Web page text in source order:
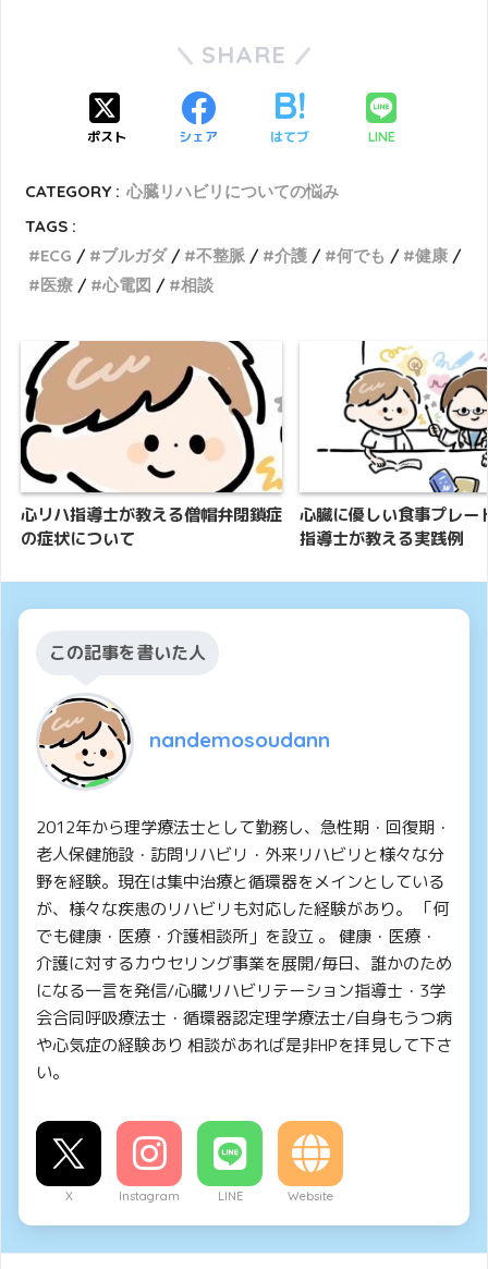
SHARE
ポスト シェア はてブ LINE
CATEGORY : 心臓リハビリについての悩み
TAGS :
ECG
ブルガダ 不整脈 介護 何でも
健康
医療
心電図 相談
心リハ指導士が教える僧帽弁閉鎖症
の症状について
心臓に優しい食事プレー
指導士が教える実践例
この記事を書いた人
nandemosoudann
2012年から理学療法士として勤務し、急性期・回復期・
老人保健施設・訪問リハビリ・外来リハビリと様々な分
野を経験。現在は集中治療と循環器をメインとしている
が、様々な疾患のリハビリも対応した経験があり。 「何
でも健康・医療・介護相談所」を設立 。 健康・医療・
介護に対するカウセリング事業を展開/毎日、誰かのため
になる一言を発信/心臓リハビリテーション指導士・3学
会合同呼吸療法士・循環器認定理学療法士/自身もうつ病
や心気症の経験あり 相談があれば是非HPを拝見して下さ
い。
X Instagram LINE Website